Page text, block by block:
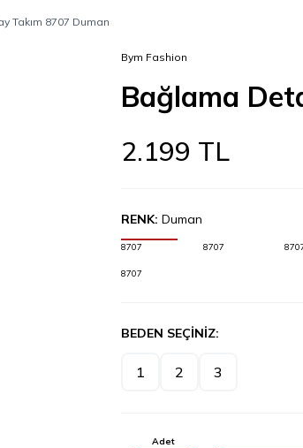
Takım 8707 Duman
Bym Fashion
Bağlama
2.199 TL
RENK: Duman
8707 8707
8707
BEDEN SEÇİNİZ:
1 2 3
Adet